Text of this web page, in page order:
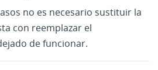
no es necesario sustituir la
con reemplazar el
de funcionar.